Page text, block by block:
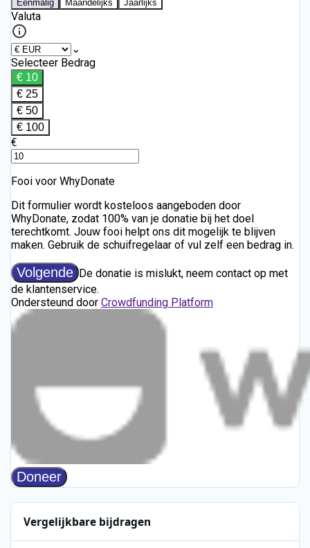
Vergelijkbare bijdragen